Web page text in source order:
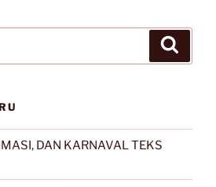
DAN KARNAVAL TEKS